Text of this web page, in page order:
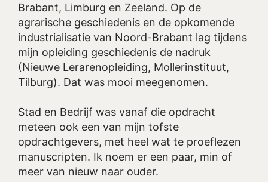
Brabant, Limburg en Zeeland. Op de
agrarische geschiedenis en de opkomende
industrialisatie van Noord-Brabant lag tijdens
mijn opleiding geschiedenis de nadruk
(Nieuwe Lerarenopleiding, Mollerinstituut,
Tilburg). Dat was mooi meegenomen.
Stad en Bedrijf was vanaf die opdracht
meteen ook een van mijn tofste
opdrachtgevers, met heel wat te proeflezen
manuscripten. Ik noem er een paar, min of
meer van nieuw naar ouder.